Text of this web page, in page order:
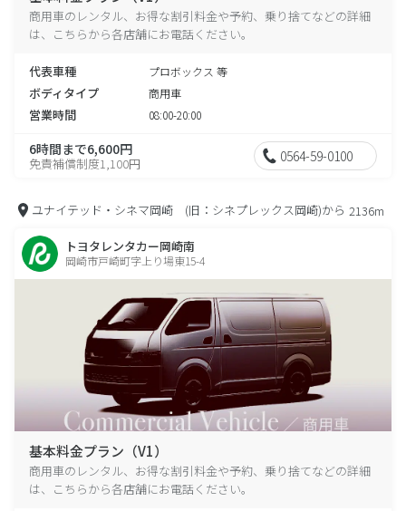
商用車のレンタル、お得な割引料金や予約、乗り捨てなどの詳細
は、こちらから各店舗にお電話ください。
代表車種 プロボックス 等
ボディタイプ 商用車
営業時間 08:00-20:00
6時間まで6,600円
免責補償制度1,100円 0564-59-0100
ユナイテッド・シネマ岡崎 (旧：シネプレックス岡崎)から 2136m
トヨタレンタカー岡崎南
岡崎市戸崎町字上り場東15-4
基本料金プラン（V1）
商用車のレンタル、お得な割引料金や予約、乗り捨てなどの詳細
は、こちらから各店舗にお電話ください。